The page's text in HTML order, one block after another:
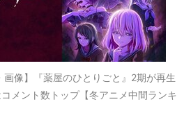
画像】『薬屋のひとりごと』2期が再生
メント数トップ【冬アニメ中間ランキ